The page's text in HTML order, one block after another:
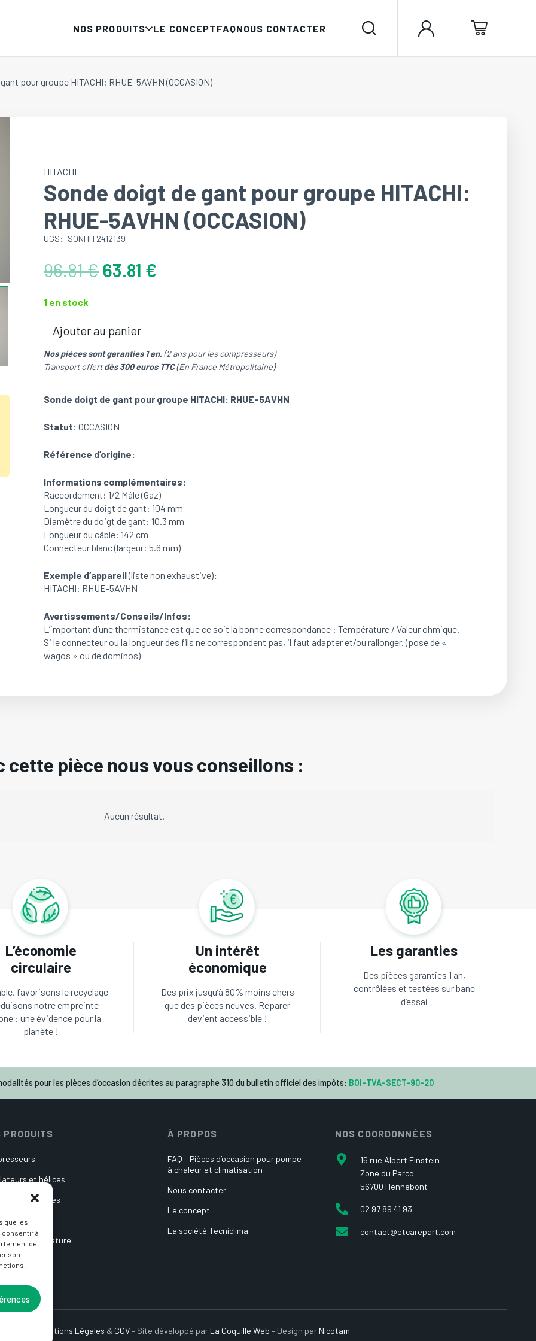
que les
consentir à
de
son
NOS PRODUITS LE CONCEPT FAQNOUS CONTACTER
pour groupe HITACHI: RHUE-5AVHN (OCCASION)
HITACHI
Sonde doigt de gant pour groupe HITACHI:
RHUE-5AVHN (OCCASION)
UGS: SONHIT2412139
96.81€ Le
prix
96.81 €.
63.81 €Le
1 en stock
quantité
de
Sonde
gant
groupe
RHUE-
(OCCASION)
Ajouter au panier
Nos pièces sont garanties 1 an.(2 ans pour les compresseurs)
Transport offertdès 300 euros TTC(En France Métropolitaine)
Sonde doigt de gant pour groupe HITACHI: RHUE-5AVHN
Statut: OCCASION
Référence d’origine:
Informations complémentaires:
Raccordement: 1/2 Mâle (Gaz)
Longueur du doigt de gant: 104 mm
Diamètre du doigt de gant: 10.3 mm
Longueur du câble: 142 cm
Connecteur blanc (largeur: 5.6 mm)
Exemple d’appareil(liste non exhaustive):
HITACHI: RHUE-5AVHN
Avertissements/Conseils/Infos:
L’important d’une thermistance est que ce soit la bonne correspondance : Température / Valeur ohmique.
Si le connecteur ou la longueur des fils ne correspondent pas, il faut adapter et/ou rallonger. (pose de «
wagos » ou de dominos)
cette pièce nous vous conseillons :
Aucun résultat.
L’économie
circulaire
favorisons le recyclage
notre empreinte
: une évidence pour la
planète !
Un intérêt
économique
Des prix jusqu’à 80% moins chers
que des pièces neuves. Réparer
devient accessible !
Les garanties
Des pièces garanties 1 an,
contrôlées et testées sur banc
d’essai
pour les pièces d’occasion décrites au paragraphe 310 du bulletin officiel des impôts: BOI-TVA-SECT-90-20
PRODUITS
et hélices
électroniques
de température
divers
À PROPOS
FAQ – Pièces d’occasion pour pompe
à chaleur et climatisation
Nous contacter
Le concept
La société Tecniclima
NOS COORDONNÉES
16 rue Albert Einstein
Zone du Parco
56700 Hennebont
02 97 89 41 93
contact@etcarepart.com
Mentions Légales & CGV– Site développé par La Coquille Web – Design par Nicotam